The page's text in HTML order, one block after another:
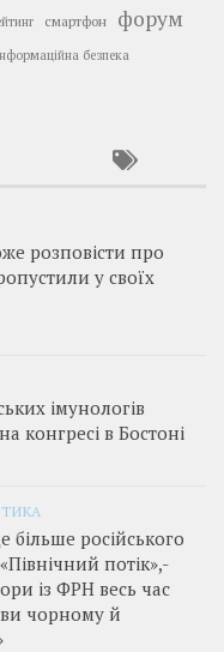
смартфон форум
безпека
розповісти про
у своїх
імунологів
конгресі в Бостоні
російського
потік»,­
із ФРН весь час
чорному й